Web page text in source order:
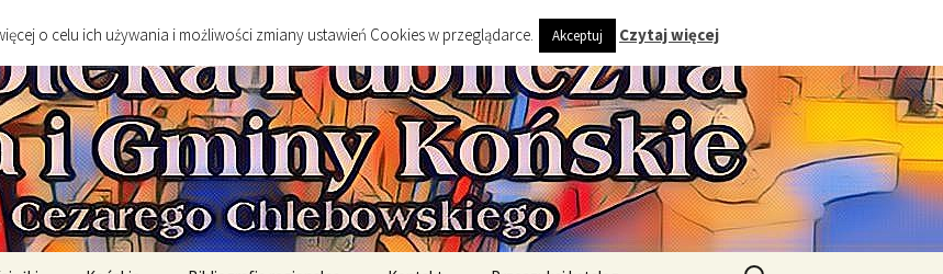
Miasta i Gminy
Szukaj:
o celu ich używania i możliwości zmiany ustawień Cookies w przeglądarce. Akceptuj Czytaj więcej